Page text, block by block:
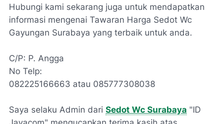
Hubungi kami sekarang juga untuk mendapatkan
informasi mengenai Tawaran Harga Sedot Wc
Gayungan Surabaya yang terbaik untuk anda.
C/P: P. Angga
No Telp:
082225166663 atau 085777308038
Saya selaku Admin dari Sedot Wc Surabaya "ID